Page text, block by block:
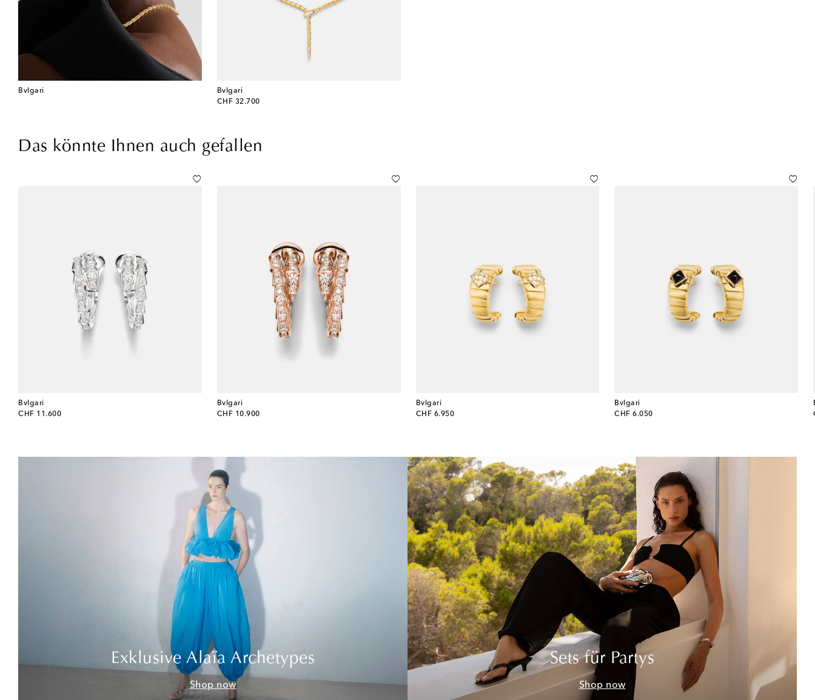
Bvlgari
Bvlgari
CHF 32.700
original price
Das könnte Ihnen auch gefallen
Bvlgari
CHF 11.600
original price
Bvlgari
CHF 10.900
original price
Bvlgari
CHF 6.950
original price
Bvlgari
CHF 6.050
original price
Exklusive Alaïa Archetypes
Shop now
Sets für Partys
Shop now